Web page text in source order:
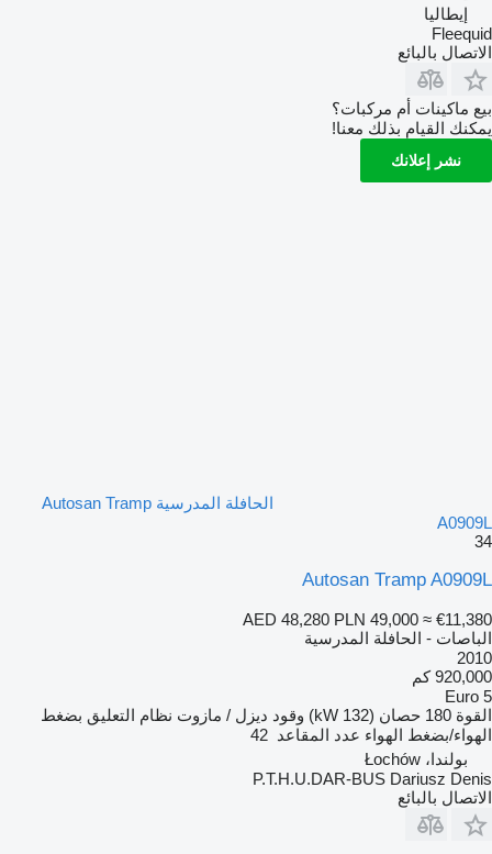
إيطاليا
Fleequid
الاتصال بالبائع
بيع ماكينات أم مركبات؟
يمكنك القيام بذلك معنا!
نشر إعلانك
الحافلة المدرسية Autosan Tramp
A0909L
34
Autosan Tramp A0909L
AED 48,280 PLN 49,000 ≈ €11,380
الباصات - الحافلة المدرسية
2010
920,000 كم
Euro 5
القوة 180 حصان (132 kW) وقود ديزل / مازوت نظام التعليق بضغط
الهواء/بضغط الهواء عدد المقاعد 42
بولندا، Łochów
P.T.H.U.DAR-BUS Dariusz Denis
الاتصال بالبائع